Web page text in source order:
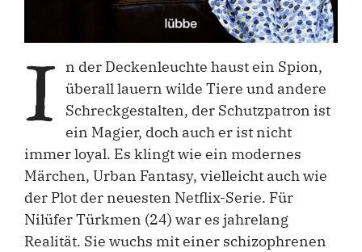
I
n der Deckenleuchte haust ein Spion,
überall lauern wilde Tiere und andere
Schreckgestalten, der Schutzpatron ist
ein Magier, doch auch er ist nicht
immer loyal. Es klingt wie ein modernes
Märchen, Urban Fantasy, vielleicht auch wie
der Plot der neuesten Netflix-Serie. Für
Nilüfer Türkmen (24) war es jahrelang
Realität. Sie wuchs mit einer schizophrenen